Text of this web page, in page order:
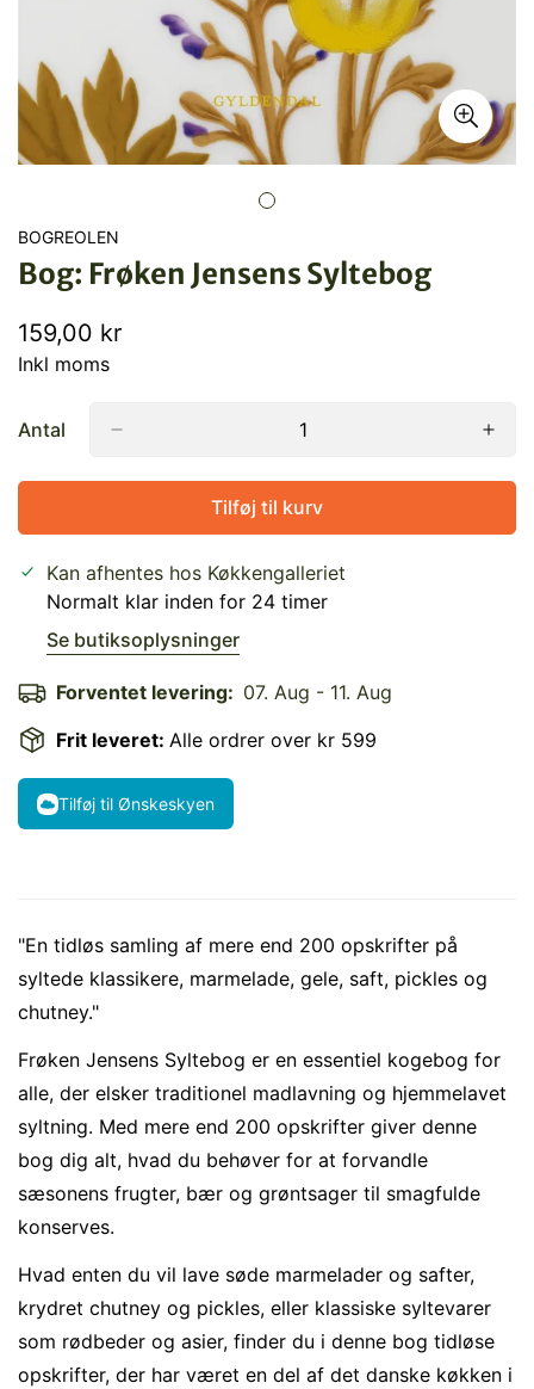
BOGREOLEN
Bog: Frøken Jensens Syltebog
Normal
pris
159,00 kr
Inkl moms
Antal
Tilføj til kurv
Kan afhentes hos Køkkengalleriet
Normalt klar inden for 24 timer
Se butiksoplysninger
Forventet levering: 07. Aug - 11. Aug
Frit leveret: Alle ordrer over kr 599
Tilføj til Ønskeskyen
"En tidløs samling af mere end 200 opskrifter på
syltede klassikere, marmelade, gele, saft, pickles og
chutney."
Frøken Jensens Syltebog er en essentiel kogebog for
alle, der elsker traditionel madlavning og hjemmelavet
syltning. Med mere end 200 opskrifter giver denne
bog dig alt, hvad du behøver for at forvandle
sæsonens frugter, bær og grøntsager til smagfulde
konserves.
Hvad enten du vil lave søde marmelader og safter,
krydret chutney og pickles, eller klassiske syltevarer
som rødbeder og asier, finder du i denne bog tidløse
opskrifter, der har været en del af det danske køkken i
Confirm your age
Are you 18 years old or older?